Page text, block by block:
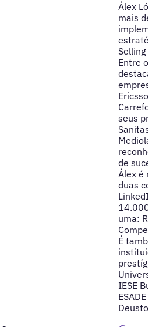
Álex
mais
Entre
seus
de
Álex é
duas
uma:
É
IESE